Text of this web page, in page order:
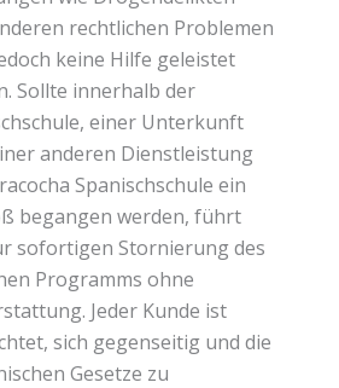
rechtlichen Problemen
keine Hilfe geleistet
Sollte innerhalb der
einer Unterkunft
anderen Dienstleistung
Spanischschule ein
begangen werden, führt
sofortigen Stornierung des
Programms ohne
Jeder Kunde ist
sich gegenseitig und die
Gesetze zu